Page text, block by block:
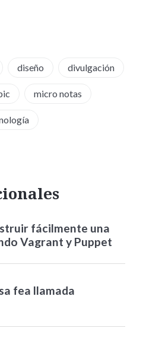
diseño divulgación
micro notas